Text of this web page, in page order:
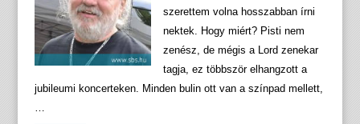
szerettem volna hosszabban írni
nektek. Hogy miért? Pisti nem
zenész, de mégis a Lord zenekar
tagja, ez többször elhangzott a
jubileumi koncerteken. Minden bulin ott van a színpad mellett,
…